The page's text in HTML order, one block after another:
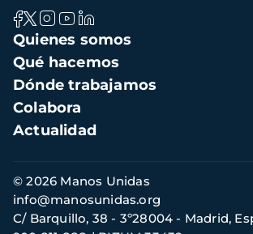
Navegación
principal
Quienes somos
Qué hacemos
Dónde trabajamos
Colabora
Actualidad
Información
de
contacto
© 2026 Manos Unidas
C/ Barquillo, 38 - 3º28004 - Madrid,
info@manosunidas.org